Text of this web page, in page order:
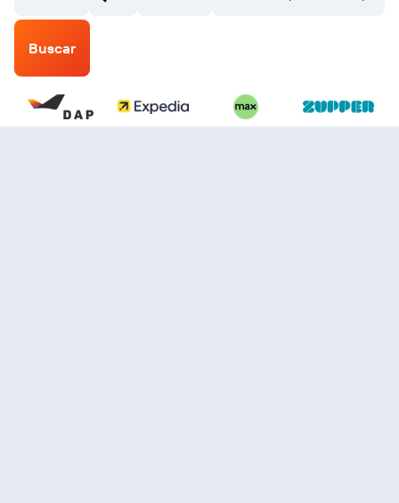
Buscar